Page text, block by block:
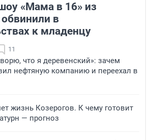
«Мама в 16» из
в
к младенцу
11
что я деревенский»: зачем
нефтяную компанию и переехал в
жизнь Козерогов. К чему готовит
— прогноз